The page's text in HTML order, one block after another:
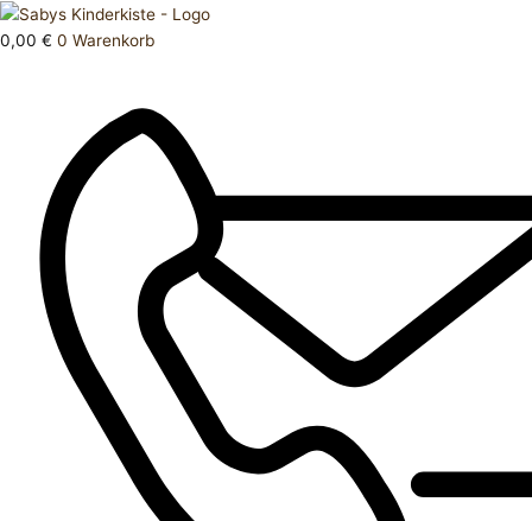
Zum
Inhalt
0,00 € 0 Warenkorb
Products
search
Oberteil
170